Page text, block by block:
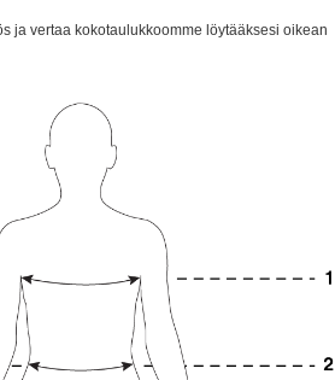
ja vertaa kokotaulukkoomme löytääksesi oikean